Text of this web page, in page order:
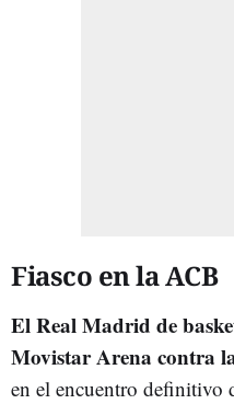
Fiasco en la ACB
El Real Madrid de
Movistar Arena contra
en el encuentro definitivo